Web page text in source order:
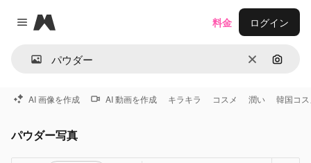
Close menu
Magnific
消去 画像で
料金 ログイン
AI 画像を作成 AI 動画を作成 キラキラ コスメ 潤い 韓国コ
パウダー写真